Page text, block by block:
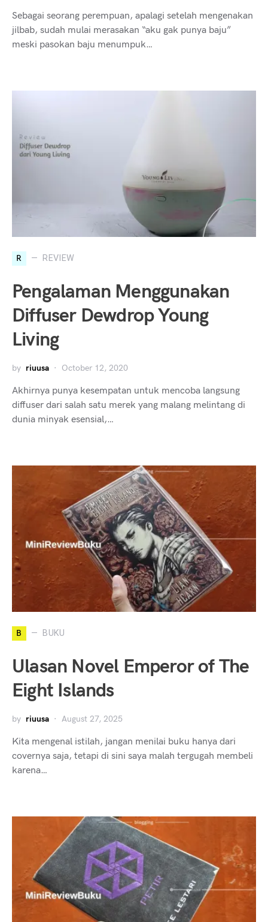
Sebagai seorang perempuan, apalagi setelah mengenakan
jilbab, sudah mulai merasakan “aku gak punya baju”
meski pasokan baju menumpuk…
R REVIEW
Pengalaman Menggunakan
Diffuser Dewdrop Young
Living
by riuusa October 12, 2020
Akhirnya punya kesempatan untuk mencoba langsung
diffuser dari salah satu merek yang malang melintang di
dunia minyak esensial,…
B BUKU
Ulasan Novel Emperor of The
Eight Islands
by riuusa August 27, 2025
Kita mengenal istilah, jangan menilai buku hanya dari
covernya saja, tetapi di sini saya malah tergugah membeli
karena…